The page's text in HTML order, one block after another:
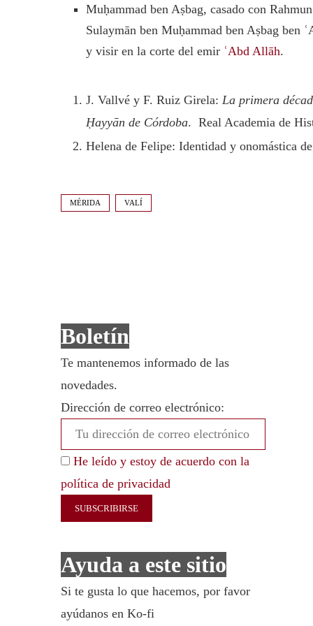
Muḥammad ben Aṣbag, casado con
Sulaymān ben Muḥammad ben Aṣbag ben
y visir en la corte del emir ʿAbd Allāh.
J. Vallvé y F. Ruiz Girela: La primera
Ḥayyān de Córdoba. Real Academia de
Helena de Felipe: Identidad y onomástica
MÉRIDA VALÍ
Boletín
Te mantenemos informado de las
novedades.
Dirección de correo electrónico:
He leído y estoy de acuerdo con la
política de privacidad
Ayuda a este sitio
Si te gusta lo que hacemos, por favor
ayúdanos en Ko-fi